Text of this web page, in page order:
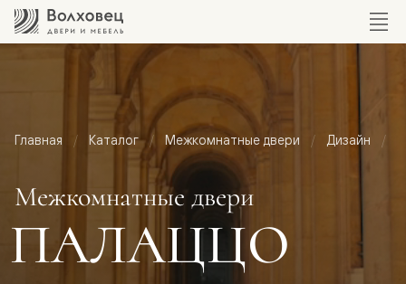
Главная Каталог Межкомнатные двери Дизайн
Межкомнатные двери
ПАЛАЦЦО